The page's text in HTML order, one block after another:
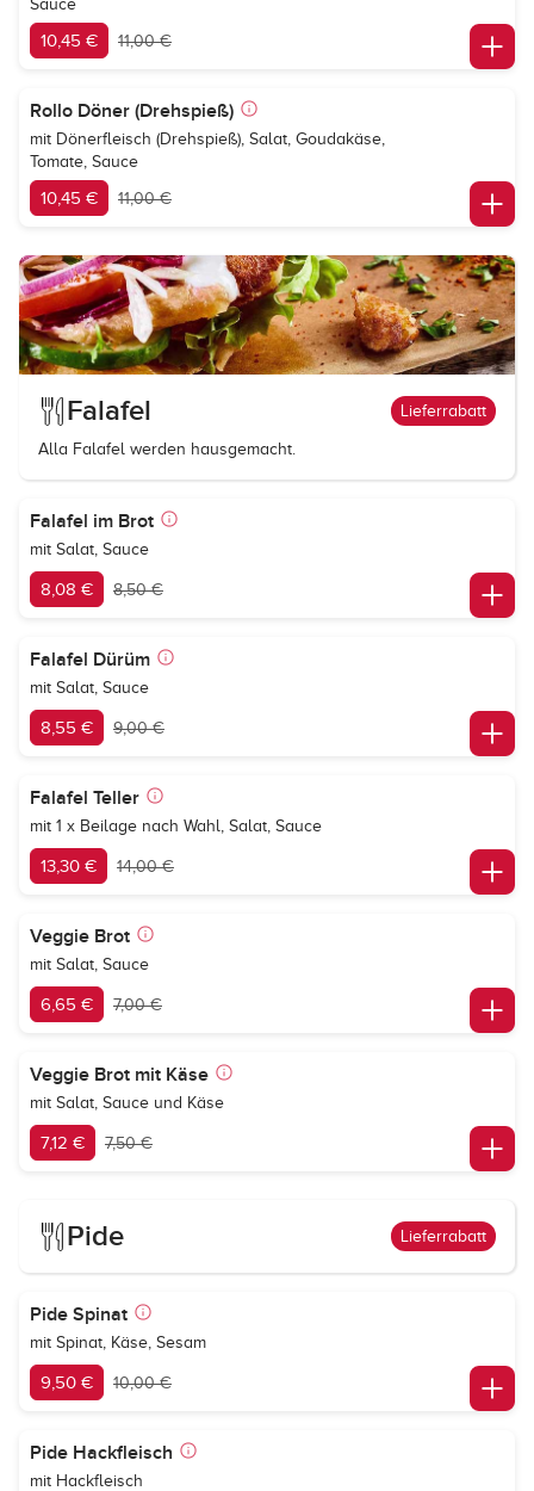
Sauce
10,45 € 11,00 €
Rollo Döner (Drehspieß)
mit Dönerfleisch (Drehspieß), Salat, Goudakäse,
Tomate, Sauce
10,45 € 11,00 €
Falafel Lieferrabatt
Alla Falafel werden hausgemacht.
Falafel im Brot
mit Salat, Sauce
8,08 € 8,50 €
Falafel Dürüm
mit Salat, Sauce
8,55 € 9,00 €
Falafel Teller
mit 1 x Beilage nach Wahl, Salat, Sauce
13,30 € 14,00 €
Veggie Brot
mit Salat, Sauce
6,65 € 7,00 €
Veggie Brot mit Käse
mit Salat, Sauce und Käse
7,12 € 7,50 €
Pide Lieferrabatt
Pide Spinat
mit Spinat, Käse, Sesam
9,50 € 10,00 €
Pide Hackfleisch
mit Hackfleisch